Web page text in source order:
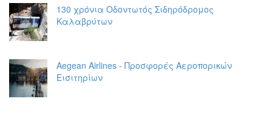
130 χρόνια Οδοντωτός Σιδηρόδρομος
Καλαβρύτων
Aegean Airlines - Προσφορές Αεροπορικών
Εισιτηρίων